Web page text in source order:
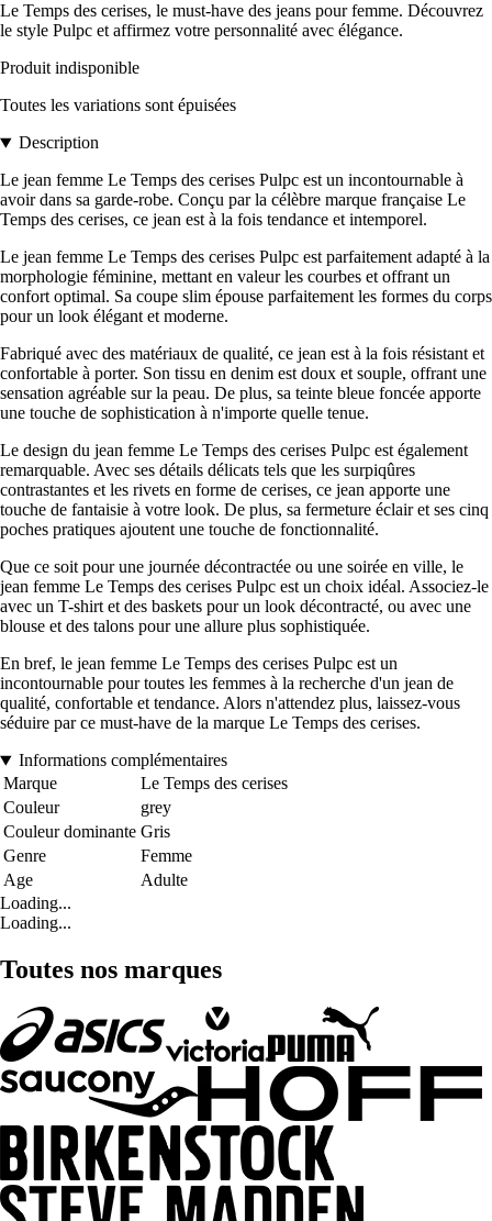
Le Temps des cerises, le must-have des jeans pour femme. Découvrez
le style Pulpc et affirmez votre personnalité avec élégance.
Produit indisponible
Toutes les variations sont épuisées
Description
Le jean femme Le Temps des cerises Pulpc est un incontournable à
avoir dans sa garde-robe. Conçu par la célèbre marque française Le
Temps des cerises, ce jean est à la fois tendance et intemporel.
Le jean femme Le Temps des cerises Pulpc est parfaitement adapté à la
morphologie féminine, mettant en valeur les courbes et offrant un
confort optimal. Sa coupe slim épouse parfaitement les formes du corps
pour un look élégant et moderne.
Fabriqué avec des matériaux de qualité, ce jean est à la fois résistant et
confortable à porter. Son tissu en denim est doux et souple, offrant une
sensation agréable sur la peau. De plus, sa teinte bleue foncée apporte
une touche de sophistication à n'importe quelle tenue.
Le design du jean femme Le Temps des cerises Pulpc est également
remarquable. Avec ses détails délicats tels que les surpiqûres
contrastantes et les rivets en forme de cerises, ce jean apporte une
touche de fantaisie à votre look. De plus, sa fermeture éclair et ses cinq
poches pratiques ajoutent une touche de fonctionnalité.
Que ce soit pour une journée décontractée ou une soirée en ville, le
jean femme Le Temps des cerises Pulpc est un choix idéal. Associez-le
avec un T-shirt et des baskets pour un look décontracté, ou avec une
blouse et des talons pour une allure plus sophistiquée.
En bref, le jean femme Le Temps des cerises Pulpc est un
incontournable pour toutes les femmes à la recherche d'un jean de
qualité, confortable et tendance. Alors n'attendez plus, laissez-vous
séduire par ce must-have de la marque Le Temps des cerises.
Informations complémentaires
Marque
Le Temps des cerises
Couleur
grey
Couleur dominante Gris
Genre
Femme
Age
Adulte
Loading...
Loading...
Toutes nos marques